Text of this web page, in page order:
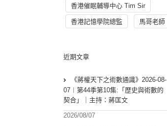
香港催眠輔導中心 Tim Sir
香港記憶學院總監 馬哥老師
近期文章
《蔣權天下之術數通識》2026-08-
07︱第44季第10集:「歴史與術數的
契合」｜主持：蔣匡文
2026/08/07